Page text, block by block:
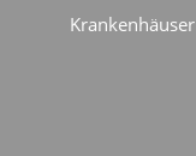
Krankenhäuser